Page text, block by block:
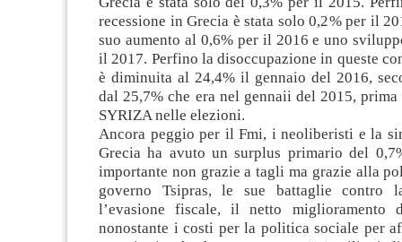
recessione in Grecia è stata solo 0,2% per il
suo aumento al 0,6% per il 2016 e uno
il 2017. Perfino la disoccupazione in queste
è diminuita al 24,4% il gennaio del 2016,
dal 25,7% che era nel gennaii del 2015,
SYRIZA nelle elezioni.
Ancora peggio per il Fmi, i neoliberisti e la
Grecia ha avuto un surplus primario del
importante non grazie a tagli ma grazie alla
governo Tsipras, le sue battaglie contro
l’evasione fiscale, il netto miglioramento
nonostante i costi per la politica sociale per